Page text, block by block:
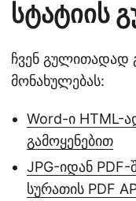
სტატიის
ჩვენ გულითადად
მონახულებას:
Word-ი HTML-
გამოყენებით
JPG-იდან PDF-
სურათის PDF